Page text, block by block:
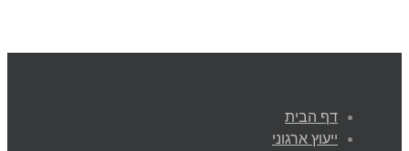
דף הבית
ייעוץ ארגוני